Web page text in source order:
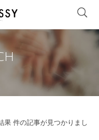
果 件の記事が見つかりまし